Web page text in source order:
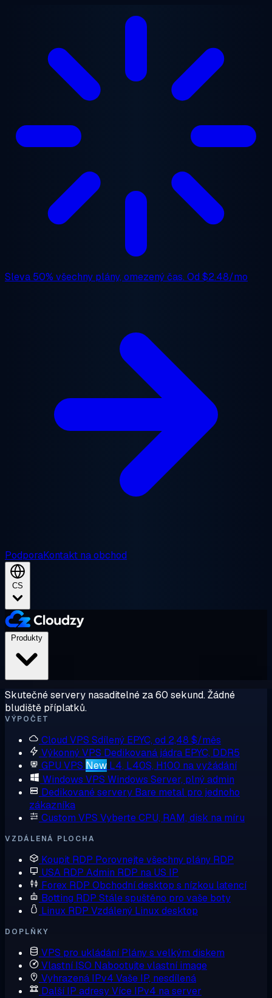
Sleva 50% všechny plány, omezený čas. Od $2.48/mo
PodporaKontakt na obchod
CS
Skutečné servery nasaditelné za 60 sekund. Žádné
bludiště příplatků.
VÝPOČET
Cloud VPS Sdílený EPYC, od 2,48 $/měs
Výkonný VPS Dedikovaná jádra EPYC, DDR5
GPU VPS New L4, L40S, H100 na vyžádání
Windows VPS Windows Server, plný admin
Dedikované servery Bare metal pro jednoho
zákazníka
Custom VPS Vyberte CPU, RAM, disk na míru
VZDÁLENÁ PLOCHA
Koupit RDP Porovnejte všechny plány RDP
USA RDP Admin RDP na US IP
Forex RDP Obchodní desktop s nízkou latencí
Botting RDP Stále spuštěno pro vaše boty
Linux RDP Vzdálený Linux desktop
DOPLŇKY
VPS pro ukládání Plány s velkým diskem
Vlastní ISO Nabootujte vlastní image
Vyhrazená IPv4 Vaše IP, nesdílená
Další IP adresyVíce IPv4 na server